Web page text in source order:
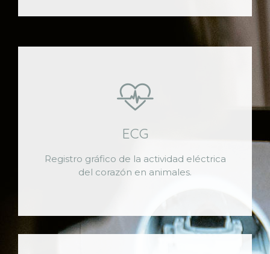
ECG
Registro gráfico de la actividad eléctrica
del corazón en animales.